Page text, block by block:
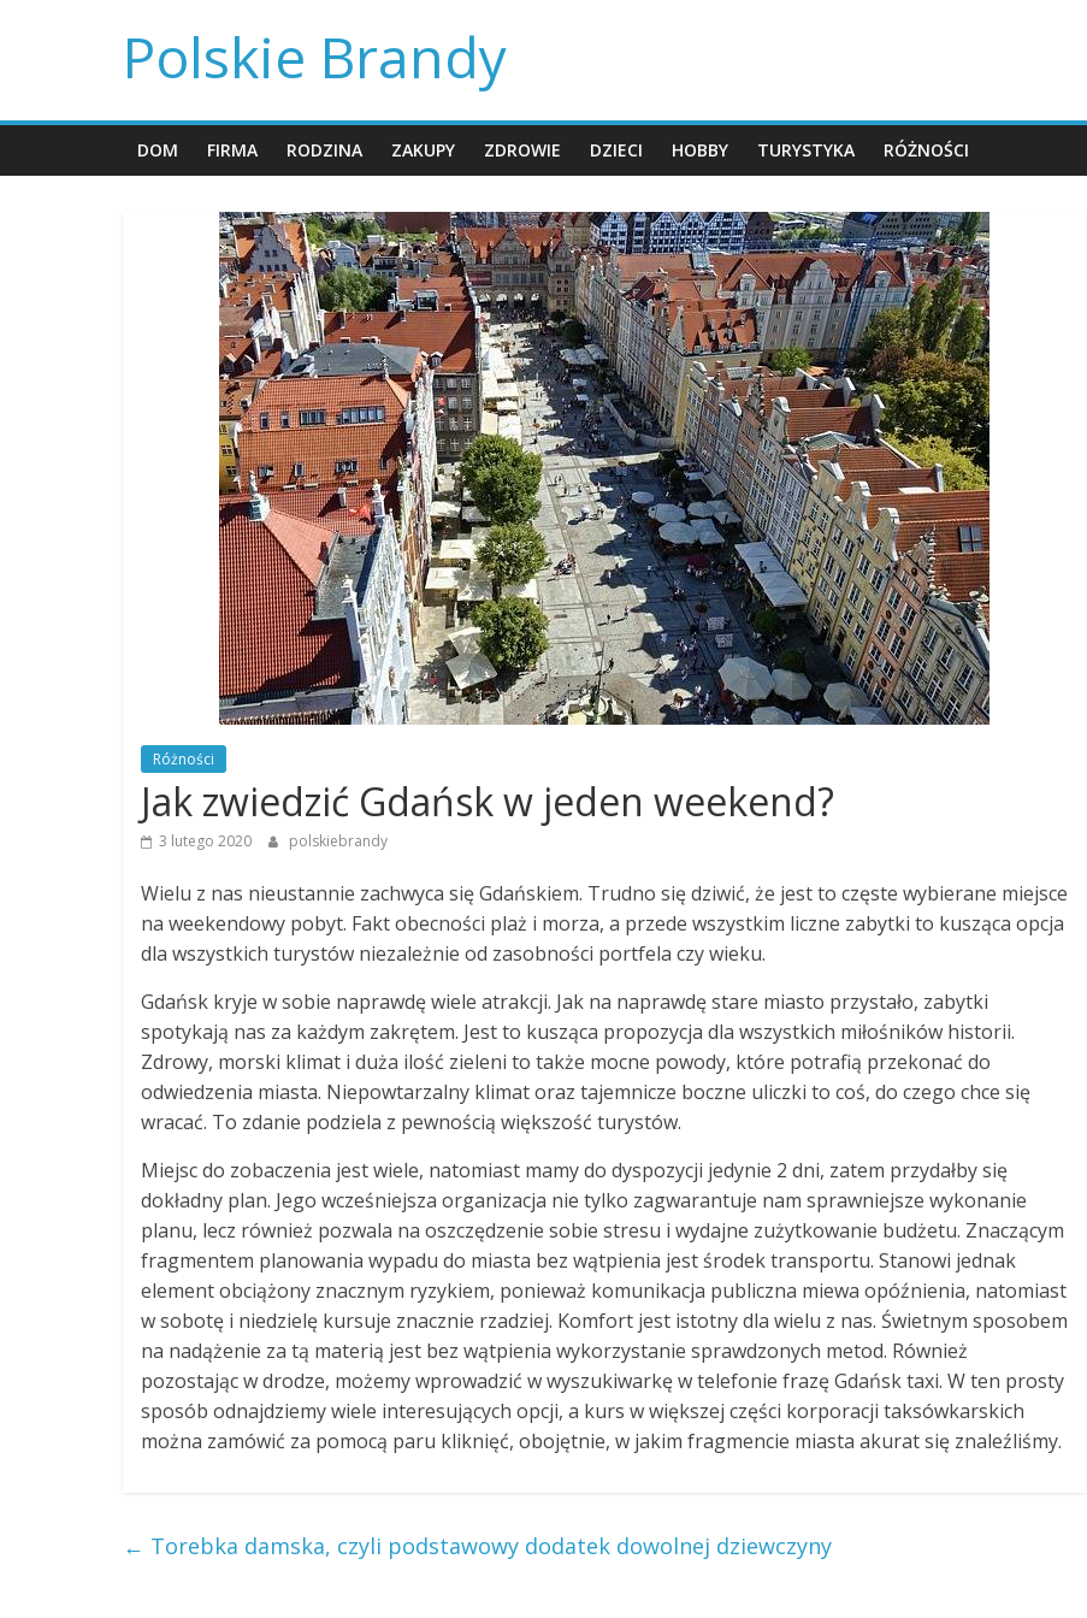
Polskie Brandy
DOM FIRMA RODZINA ZAKUPY ZDROWIE DZIECI HOBBY TURYSTYKA RÓŻNOŚCI
Różności
Jak zwiedzić Gdańsk w jeden weekend?
3 lutego 2020 polskiebrandy
Wielu z nas nieustannie zachwyca się Gdańskiem. Trudno się dziwić, że jest to częste wybierane miejsce
na weekendowy pobyt. Fakt obecności plaż i morza, a przede wszystkim liczne zabytki to kusząca opcja
dla wszystkich turystów niezależnie od zasobności portfela czy wieku.
Gdańsk kryje w sobie naprawdę wiele atrakcji. Jak na naprawdę stare miasto przystało, zabytki
spotykają nas za każdym zakrętem. Jest to kusząca propozycja dla wszystkich miłośników historii.
Zdrowy, morski klimat i duża ilość zieleni to także mocne powody, które potrafią przekonać do
odwiedzenia miasta. Niepowtarzalny klimat oraz tajemnicze boczne uliczki to coś, do czego chce się
wracać. To zdanie podziela z pewnością większość turystów.
Miejsc do zobaczenia jest wiele, natomiast mamy do dyspozycji jedynie 2 dni, zatem przydałby się
dokładny plan. Jego wcześniejsza organizacja nie tylko zagwarantuje nam sprawniejsze wykonanie
planu, lecz również pozwala na oszczędzenie sobie stresu i wydajne zużytkowanie budżetu. Znaczącym
fragmentem planowania wypadu do miasta bez wątpienia jest środek transportu. Stanowi jednak
element obciążony znacznym ryzykiem, ponieważ komunikacja publiczna miewa opóźnienia, natomiast
w sobotę i niedzielę kursuje znacznie rzadziej. Komfort jest istotny dla wielu z nas. Świetnym sposobem
na nadążenie za tą materią jest bez wątpienia wykorzystanie sprawdzonych metod. Również
pozostając w drodze, możemy wprowadzić w wyszukiwarkę w telefonie frazę Gdańsk taxi. W ten prosty
sposób odnajdziemy wiele interesujących opcji, a kurs w większej części korporacji taksówkarskich
można zamówić za pomocą paru kliknięć, obojętnie, w jakim fragmencie miasta akurat się znaleźliśmy.
← Torebka damska, czyli podstawowy dodatek dowolnej dziewczyny